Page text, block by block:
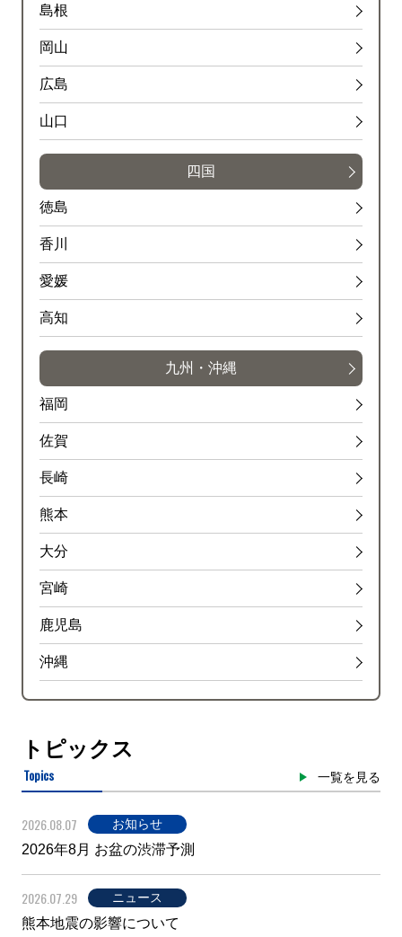
島根
岡山
広島
山口
四国
徳島
香川
愛媛
高知
九州・沖縄
福岡
佐賀
長崎
熊本
大分
宮崎
鹿児島
沖縄
トピックス
Topics 一覧を見る
2026.08.07 お知らせ
2026年8月 お盆の渋滞予測
2026.07.29 ニュース
熊本地震の影響について